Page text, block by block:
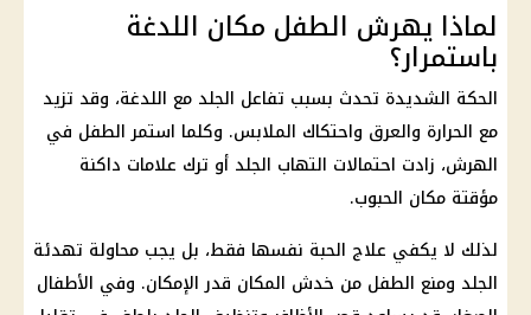
لماذا يهرش الطفل مكان اللدغة
باستمرار؟
الحكة الشديدة تحدث بسبب تفاعل الجلد مع اللدغة، وقد تزيد
مع الحرارة والعرق واحتكاك الملابس. وكلما استمر الطفل في
الهرش، زادت احتمالات التهاب الجلد أو ترك علامات داكنة
مؤقتة مكان الحبوب.
لذلك لا يكفي علاج الحبة نفسها فقط، بل يجب محاولة تهدئة
الجلد ومنع الطفل من خدش المكان قدر الإمكان. وفي الأطفال